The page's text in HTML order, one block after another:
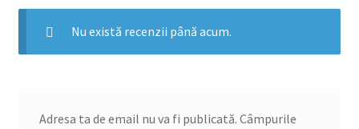
Nu există recenzii până acum.
Adresa ta de email nu va fi publicată. Câmpurile